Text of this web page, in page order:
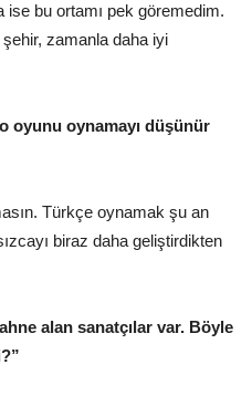
ise bu ortamı pek göremedim.
zamanla daha iyi
oyunu oynamayı düşünür
Türkçe oynamak şu an
biraz daha geliştirdikten
alan sanatçılar var. Böyle